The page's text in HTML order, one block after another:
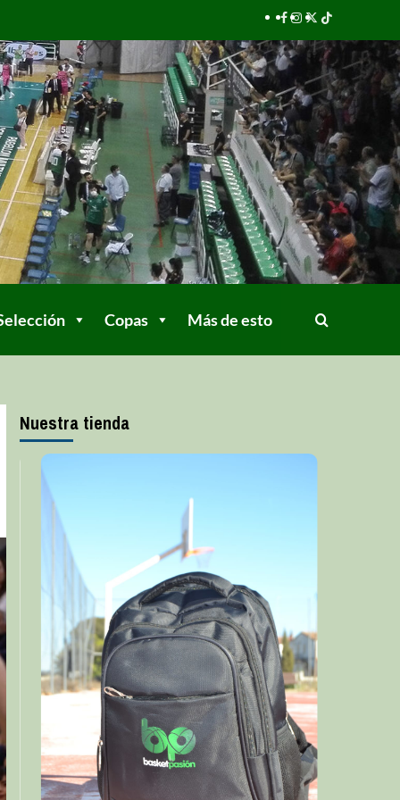
Copas Más de esto
Nuestra tienda